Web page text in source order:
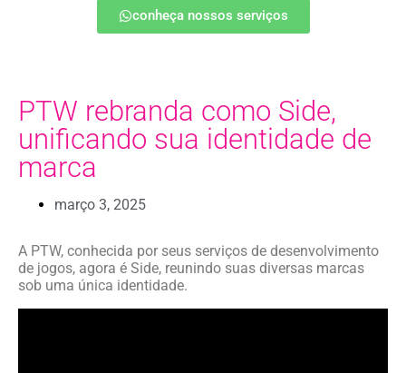
conheça nossos serviços
PTW rebranda como Side,
unificando sua identidade de
marca
março 3, 2025
A PTW, conhecida por seus serviços de desenvolvimento
de jogos, agora é Side, reunindo suas diversas marcas
sob uma única identidade.